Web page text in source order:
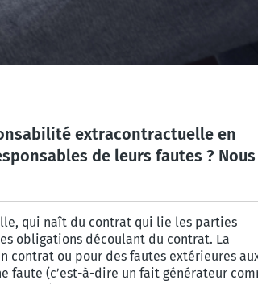
extracontractuelle en
de leurs fautes ?
qui naît du contrat qui lie les parties
obligations découlant du contrat. La
contrat ou pour des fautes extérieures
faute (c’est-à-dire un fait générateur